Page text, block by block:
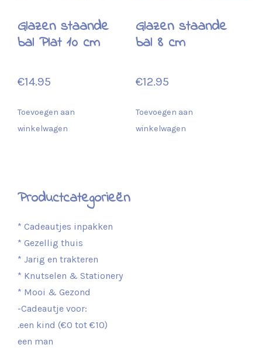
Glazen staande
bal Plat 10 cm
€14.95
Toevoegen aan
winkelwagen
Glazen staande
bal 8 cm
€12.95
Toevoegen aan
winkelwagen
Productcategorieën
* Cadeautjes inpakken
* Gezellig thuis
* Jarig en trakteren
* Knutselen & Stationery
* Mooi & Gezond
-Cadeautje voor:
.een kind (€0 tot €10)
een man